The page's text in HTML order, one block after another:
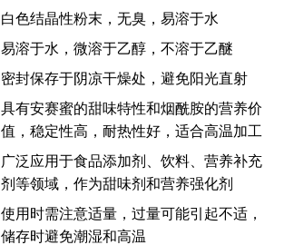
白色结晶性粉末，无臭，易溶于水
易溶于水，微溶于乙醇，不溶于乙醚
密封保存于阴凉干燥处，避免阳光直射
具有安赛蜜的甜味特性和烟酰胺的营养价
值，稳定性高，耐热性好，适合高温加工
广泛应用于食品添加剂、饮料、营养补充
剂等领域，作为甜味剂和营养强化剂
使用时需注意适量，过量可能引起不适，
储存时避免潮湿和高温